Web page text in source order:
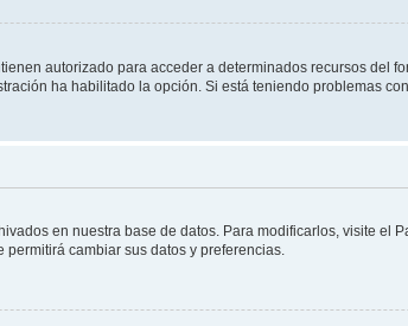
autorizado para acceder a determinados recursos del
ha habilitado la opción. Si está teniendo problemas
en nuestra base de datos. Para modificarlos, visite el
cambiar sus datos y preferencias.